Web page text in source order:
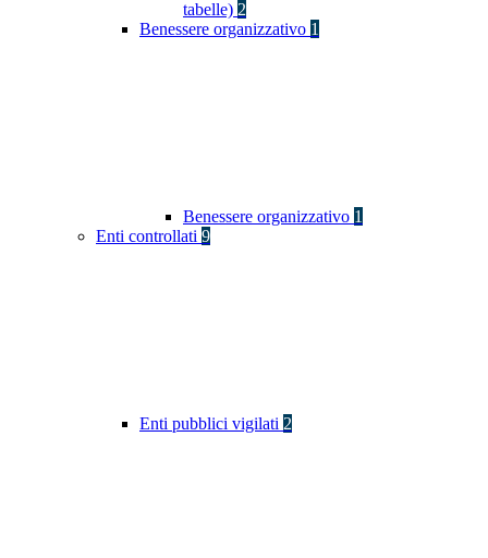
tabelle) 2
Benessere organizzativo 1
Benessere organizzativo 1
Enti controllati 9
Enti pubblici vigilati 2